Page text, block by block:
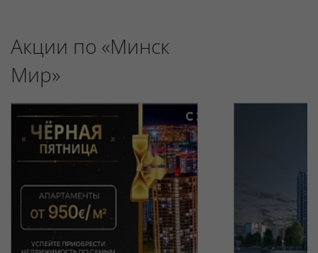
Акции по «Минск
Мир»